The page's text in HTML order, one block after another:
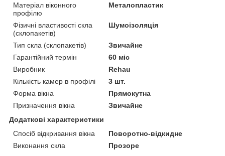
Матеріал віконного
профілю
Металопластик
Фізичні властивості скла
(склопакетів)
Шумоізоляція
Тип скла (склопакетів)
Звичайне
Гарантійний термін
60 міс
Виробник
Rehau
Кількість камер в профілі
3 шт.
Форма вікна
Прямокутна
Призначення вікна
Звичайне
Додаткові характеристики
Спосіб відкривання вікна
Поворотно-відкидне
Виконання скла
Прозоре